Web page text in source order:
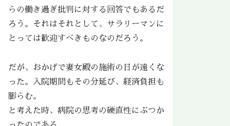
らの働き過ぎ批判に対する回答でもあるだ
ろう。それはそれとして、サラリーマンに
とっては歓迎すべきものなのだろう。
だが、おかげで妻女殿の施術の日が遠くな
った。入院期間もその分延び、経済負担も
膨らむ。
と考えた時、病院の思考の硬直性にぶつか